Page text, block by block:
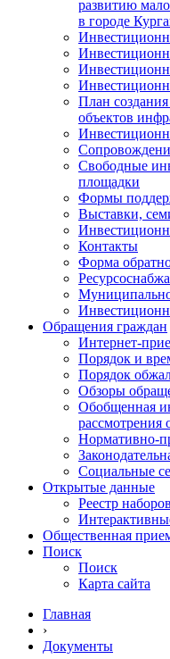
развитию
в городе
План
объектов
Свободные
площадки
Формы
Выставки,
Контакты
Форма
Обращения граждан
Интернет-
Порядок и
Порядок
Обзоры
Обобщенная
Нормативно-
Социальные
Открытые данные
Реестр
Общественная
Поиск
Поиск
Карта сайта
Главная
›
Документы